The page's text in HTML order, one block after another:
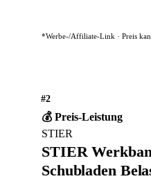
*Werbe-/Affiliate-Link · Preis
#2
💰 Preis-Leistung
STIER
STIER
Schubladen